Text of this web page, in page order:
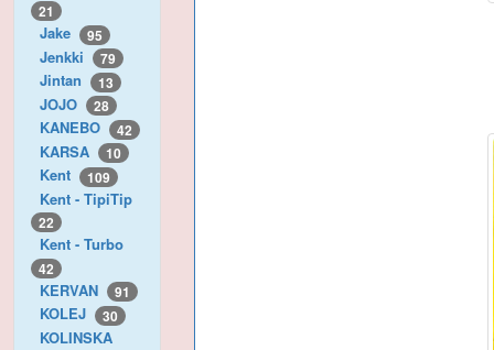
21
Jake 95
Jenkki 79
Jintan 13
JOJO 28
KANEBO 42
KARSA 10
Kent 109
Kent - TipiTip
22
Kent - Turbo
42
KERVAN 91
KOLEJ 30
KOLINSKA